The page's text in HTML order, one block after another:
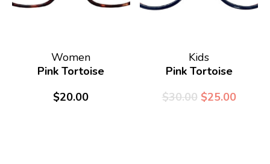
Women
Pink Tortoise
$20.00
Kids
Pink Tortoise
$30.00 $25.00